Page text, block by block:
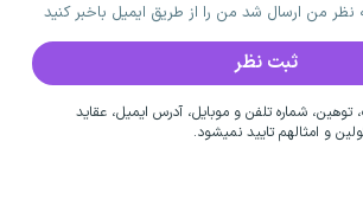
نظر من ارسال شد من را از طریق ایمیل باخبر کنید
شماره تلفن و موبایل، آدرس ایمیل، عقاید
و امثالهم تایید نمیشود.